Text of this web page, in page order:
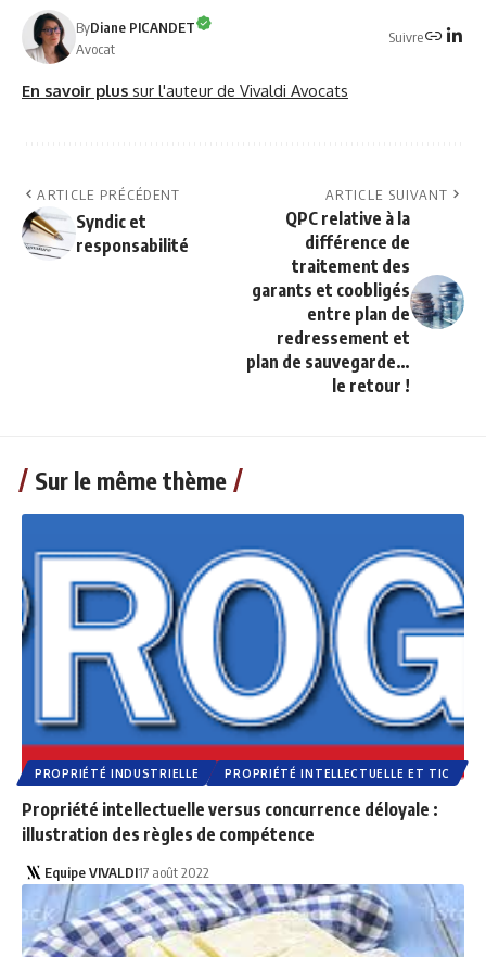
ByDiane PICANDET
Avocat
Suivre
En savoir plus sur l'auteur de Vivaldi Avocats
ARTICLE PRÉCÉDENT
Syndic et
responsabilité
ARTICLE SUIVANT
QPC relative à la
différence de
traitement des
garants et coobligés
entre plan de
redressement et
plan de sauvegarde…
le retour !
Sur le même thème
PROPRIÉTÉ INDUSTRIELLE PROPRIÉTÉ INTELLECTUELLE ET TIC
Propriété intellectuelle versus concurrence déloyale :
illustration des règles de compétence
Equipe VIVALDI17 août 2022